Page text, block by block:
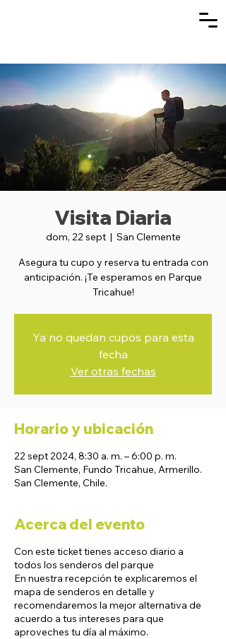
Visita Diaria
dom, 22 sept
  |
San Clemente
Asegura tu cupo y reserva tu entrada con
anticipación. ¡Te esperamos en Parque
Tricahue!
Ya no quedan cupos para esta
fecha
Ver otras fechas
Horario y ubicación
22 sept 2024, 8:30 a. m. – 6:00 p. m.
San Clemente, Fundo Tricahue, Armerillo.
San Clemente, Chile.
Acerca del evento
Con este ticket tienes acceso diario a
todos los senderos del parque
En nuestra recepción te explicaremos el
mapa de senderos en detalle y
recomendaremos la mejor alternativa de
acuerdo a tus intereses para que
aproveches tu día al máximo.